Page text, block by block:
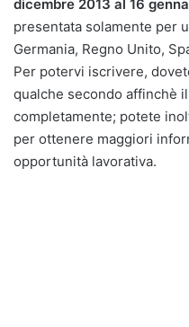
dicembre 2013 al 16
presentata solamente per
Germania, Regno Unito,
Per potervi iscrivere,
qualche secondo affinchè
completamente; potete
per ottenere maggiori
opportunità lavorativa.